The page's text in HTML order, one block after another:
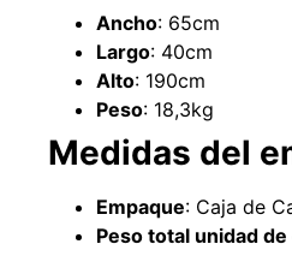
Ancho: 65cm
Largo: 40cm
Alto: 190cm
Peso: 18,3kg
Medidas del
Empaque: Caja de
Peso total unidad